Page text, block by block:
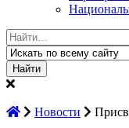
Найти:
Новости